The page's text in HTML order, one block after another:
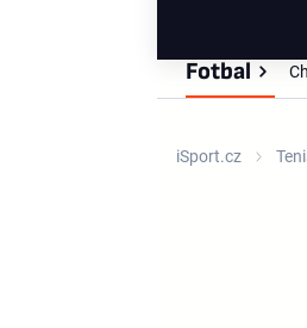
Fotbal
iSport.cz